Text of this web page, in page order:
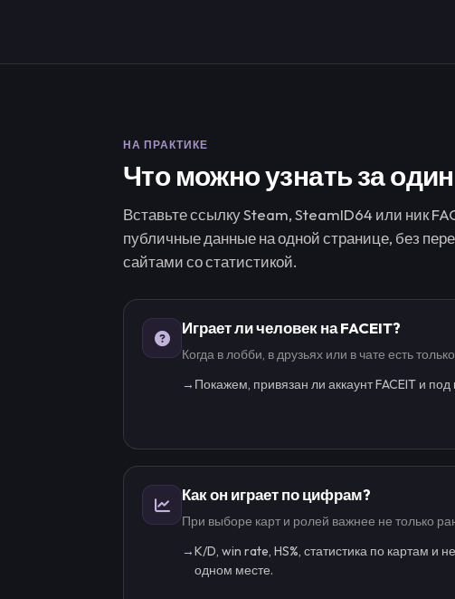
НА ПРАКТИКЕ
Что можно узнать за
Вставьте ссылку Steam, SteamID64 или ник
публичные данные на одной странице, без
сайтами со статистикой.
Играет ли человек на FACEIT?
Когда в лобби, в друзьях или в чате есть
→ Покажем, привязан ли аккаунт FACEIT и
Как он играет по цифрам?
При выборе карт и ролей важнее не только
→K/D, win rate, HS%, статистика по картам и
одном месте.